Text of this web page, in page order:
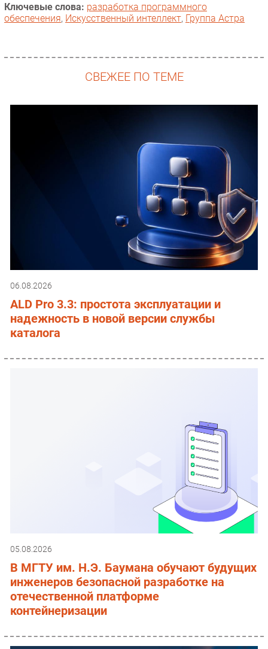
Ключевые слова: разработка программного
обеспечения, Искусственный интеллект, Группа Астра
СВЕЖЕЕ ПО ТЕМЕ
06.08.2026
ALD Pro 3.3: простота эксплуатации и
надежность в новой версии службы
каталога
05.08.2026
В МГТУ им. Н.Э. Баумана обучают будущих
инженеров безопасной разработке на
отечественной платформе
контейнеризации